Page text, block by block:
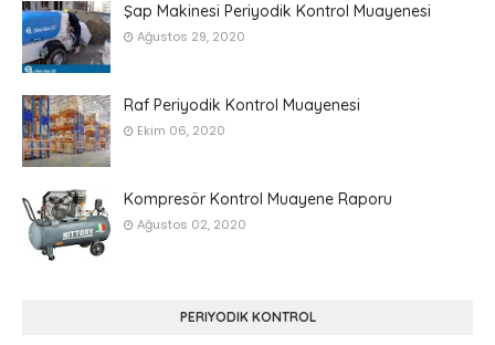
Şap Makinesi Periyodik Kontrol Muayenesi
Ağustos 29, 2020
Raf Periyodik Kontrol Muayenesi
Ekim 06, 2020
Kompresör Kontrol Muayene Raporu
Ağustos 02, 2020
PERIYODIK KONTROL